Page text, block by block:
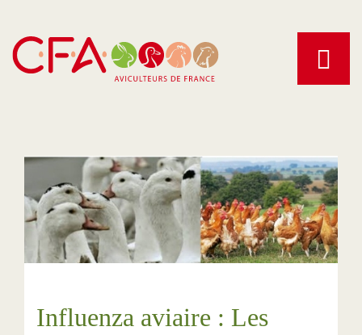
contenu
principal
Influenza aviaire : Les